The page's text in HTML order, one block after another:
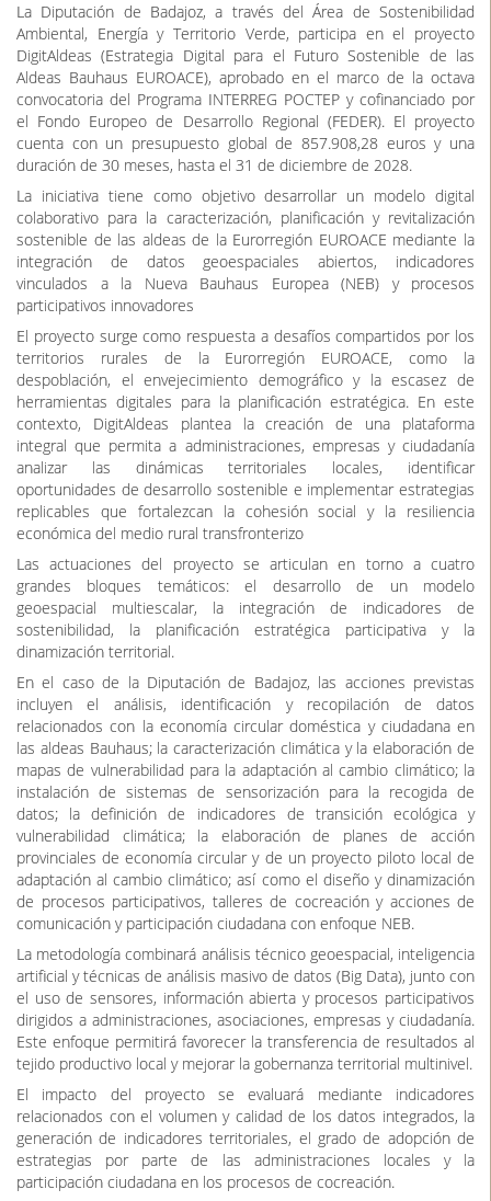
La Diputación de Badajoz, a través del Área de Sostenibilidad
Ambiental, Energía y Territorio Verde, participa en el proyecto
DigitAldeas (Estrategia Digital para el Futuro Sostenible de las
Aldeas Bauhaus EUROACE), aprobado en el marco de la octava
convocatoria del Programa INTERREG POCTEP y cofinanciado por
el Fondo Europeo de Desarrollo Regional (FEDER). El proyecto
cuenta con un presupuesto global de 857.908,28 euros y una
duración de 30 meses, hasta el 31 de diciembre de 2028.
La iniciativa tiene como objetivo desarrollar un modelo digital
colaborativo para la caracterización, planificación y revitalización
sostenible de las aldeas de la Eurorregión EUROACE mediante la
integración de datos geoespaciales abiertos, indicadores
vinculados a la Nueva Bauhaus Europea (NEB) y procesos
participativos innovadores
El proyecto surge como respuesta a desafíos compartidos por los
territorios rurales de la Eurorregión EUROACE, como la
despoblación, el envejecimiento demográfico y la escasez de
herramientas digitales para la planificación estratégica. En este
contexto, DigitAldeas plantea la creación de una plataforma
integral que permita a administraciones, empresas y ciudadanía
analizar las dinámicas territoriales locales, identificar
oportunidades de desarrollo sostenible e implementar estrategias
replicables que fortalezcan la cohesión social y la resiliencia
económica del medio rural transfronterizo
Las actuaciones del proyecto se articulan en torno a cuatro
grandes bloques temáticos: el desarrollo de un modelo
geoespacial multiescalar, la integración de indicadores de
sostenibilidad, la planificación estratégica participativa y la
dinamización territorial.
En el caso de la Diputación de Badajoz, las acciones previstas
incluyen el análisis, identificación y recopilación de datos
relacionados con la economía circular doméstica y ciudadana en
las aldeas Bauhaus; la caracterización climática y la elaboración de
mapas de vulnerabilidad para la adaptación al cambio climático; la
instalación de sistemas de sensorización para la recogida de
datos; la definición de indicadores de transición ecológica y
vulnerabilidad climática; la elaboración de planes de acción
provinciales de economía circular y de un proyecto piloto local de
adaptación al cambio climático; así como el diseño y dinamización
de procesos participativos, talleres de cocreación y acciones de
comunicación y participación ciudadana con enfoque NEB.
La metodología combinará análisis técnico geoespacial, inteligencia
artificial y técnicas de análisis masivo de datos (Big Data), junto con
el uso de sensores, información abierta y procesos participativos
dirigidos a administraciones, asociaciones, empresas y ciudadanía.
Este enfoque permitirá favorecer la transferencia de resultados al
tejido productivo local y mejorar la gobernanza territorial multinivel.
El impacto del proyecto se evaluará mediante indicadores
relacionados con el volumen y calidad de los datos integrados, la
generación de indicadores territoriales, el grado de adopción de
estrategias por parte de las administraciones locales y la
participación ciudadana en los procesos de cocreación.